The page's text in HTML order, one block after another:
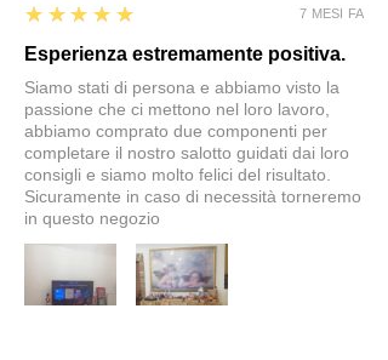
5
★★★★★
Esperienza estremamente positiva.
Siamo stati di persona e abbiamo visto la
passione che ci mettono nel loro lavoro,
abbiamo comprato due componenti per
completare il nostro salotto guidati dai loro
consigli e siamo molto felici del risultato.
Sicuramente in caso di necessità torneremo
in questo negozio
7 MESI FA